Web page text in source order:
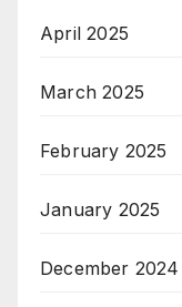
April 2025
March 2025
February 2025
January 2025
December 2024